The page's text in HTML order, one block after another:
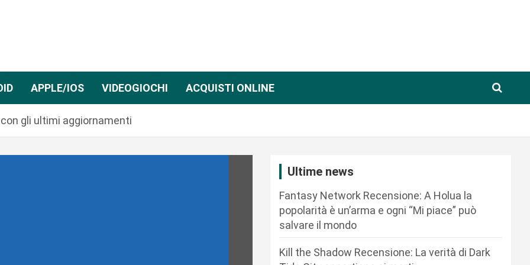
APPLE/IOS VIDEOGIOCHI ACQUISTI ONLINE
gli ultimi aggiornamenti
Ultime news
Fantasy Network Recensione: A Holua la
popolarità è un’arma e ogni “Mi piace” può
salvare il mondo
Kill the Shadow Recensione: La verità di Dark